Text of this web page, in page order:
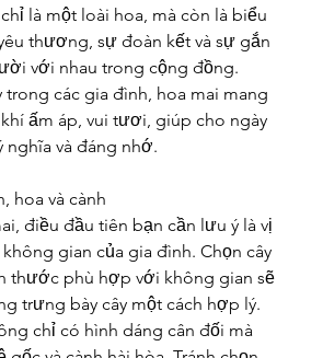
là một loài hoa, mà còn là biểu
thương, sự đoàn kết và sự gắn
với nhau trong cộng đồng.
các gia đình, hoa mai mang
ấm áp, vui tươi, giúp cho ngày
nghĩa và đáng nhớ.
hoa và cành
điều đầu tiên bạn cần lưu ý là vị
gian của gia đình. Chọn cây
thước phù hợp với không gian sẽ
trưng bày cây một cách hợp lý.
chỉ có hình dáng cân đối mà